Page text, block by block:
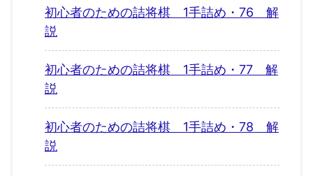
初心者のための詰将棋 1手詰め・76 解
説
初心者のための詰将棋 1手詰め・77 解
説
初心者のための詰将棋 1手詰め・78 解
説